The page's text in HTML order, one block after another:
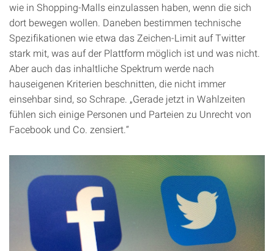
wie in Shopping-Malls einzulassen haben, wenn die sich
dort bewegen wollen. Daneben bestimmen technische
Spezifikationen wie etwa das Zeichen-Limit auf Twitter
stark mit, was auf der Plattform möglich ist und was nicht.
Aber auch das inhaltliche Spektrum werde nach
hauseigenen Kriterien beschnitten, die nicht immer
einsehbar sind, so Schrape. „Gerade jetzt in Wahlzeiten
fühlen sich einige Personen und Parteien zu Unrecht von
Facebook und Co. zensiert.“